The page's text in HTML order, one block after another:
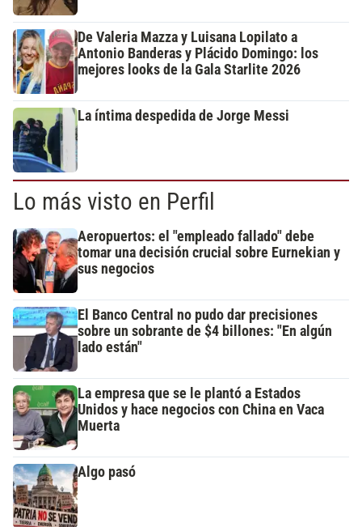
De Valeria Mazza y Luisana Lopilato a
Antonio Banderas y Plácido Domingo: los
mejores looks de la Gala Starlite 2026
La íntima despedida de Jorge Messi
Lo más visto en Perfil
Aeropuertos: el "empleado fallado" debe
tomar una decisión crucial sobre Eurnekian y
sus negocios
El Banco Central no pudo dar precisiones
sobre un sobrante de $4 billones: "En algún
lado están"
La empresa que se le plantó a Estados
Unidos y hace negocios con China en Vaca
Muerta
Algo pasó